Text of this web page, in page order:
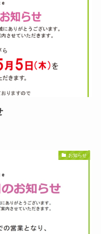
お知らせ